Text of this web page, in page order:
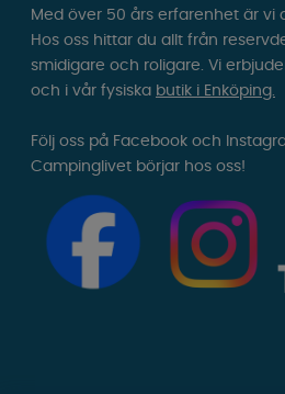
Med över 50 års erfarenhet är vi
Hos oss hittar du allt från
smidigare och roligare. Vi
och i vår fysiska butik i Enköping.
Följ oss på Facebook och
Campinglivet börjar hos oss!